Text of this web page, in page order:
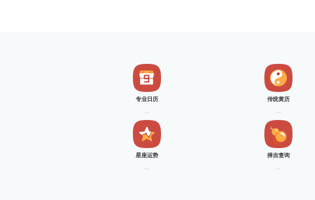
专业日历 传统黄历
星座运势 择吉查询